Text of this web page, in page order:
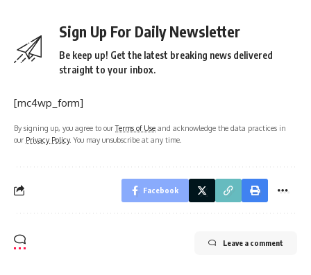
Sign Up For Daily Newsletter
Be keep up! Get the latest breaking news delivered
straight to your inbox.
[mc4wp_form]
By signing up, you agree to ourTerms of Use and acknowledge the data practices in
our Privacy Policy. You may unsubscribe at any time.
Facebook
Leave a comment